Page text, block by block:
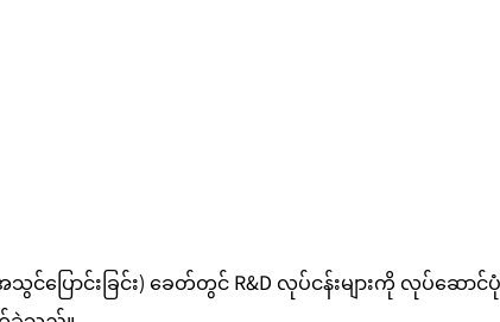
ပြောင်းခြင်း) ခေတ်တွင် R&D လုပ်ငန်းများကို လုပ်ဆောင်ပုံ